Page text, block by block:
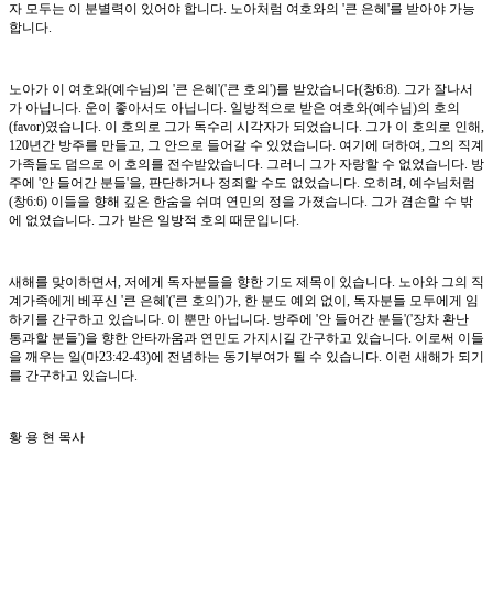
자 모두는 이 분별력이 있어야 합니다. 노아처럼 여호와의 '큰 은혜'를 받아야 가능
합니다.
노아가 이 여호와(예수님)의 '큰 은혜'('큰 호의')를 받았습니다(창6:8). 그가 잘나서
가 아닙니다. 운이 좋아서도 아닙니다. 일방적으로 받은 여호와(예수님)의 호의
(favor)였습니다. 이 호의로 그가 독수리 시각자가 되었습니다. 그가 이 호의로 인해,
120년간 방주를 만들고, 그 안으로 들어갈 수 있었습니다. 여기에 더하여, 그의 직계
가족들도 덤으로 이 호의를 전수받았습니다. 그러니 그가 자랑할 수 없었습니다. 방
주에 '안 들어간 분들'을, 판단하거나 정죄할 수도 없었습니다. 오히려, 예수님처럼
(창6:6) 이들을 향해 깊은 한숨을 쉬며 연민의 정을 가졌습니다. 그가 겸손할 수 밖
에 없었습니다. 그가 받은 일방적 호의 때문입니다.
새해를 맞이하면서, 저에게 독자분들을 향한 기도 제목이 있습니다. 노아와 그의 직
계가족에게 베푸신 '큰 은혜'('큰 호의')가, 한 분도 예외 없이, 독자분들 모두에게 임
하기를 간구하고 있습니다. 이 뿐만 아닙니다. 방주에 '안 들어간 분들'('장차 환난
통과할 분들')을 향한 안타까움과 연민도 가지시길 간구하고 있습니다. 이로써 이들
을 깨우는 일(마23:42-43)에 전념하는 동기부여가 될 수 있습니다. 이런 새해가 되기
를 간구하고 있습니다.
황 용 현 목사